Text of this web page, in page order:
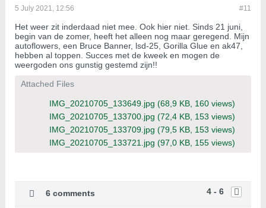
#11
5 July 2021, 12:56
Het weer zit inderdaad niet mee. Ook hier niet. Sinds 21 juni,
begin van de zomer, heeft het alleen nog maar geregend. Mijn
autoflowers, een Bruce Banner, lsd-25, Gorilla Glue en ak47,
hebben al toppen. Succes met de kweek en mogen de
weergoden ons gunstig gestemd zijn!!
Attached Files
IMG_20210705_133649.jpg (68,9 KB, 160 views)
IMG_20210705_133700.jpg (72,4 KB, 153 views)
IMG_20210705_133709.jpg (79,5 KB, 153 views)
IMG_20210705_133721.jpg (97,0 KB, 155 views)
4 - 6
6 comments